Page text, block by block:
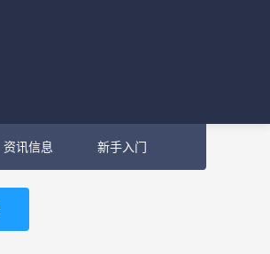
资讯信息 新手入门